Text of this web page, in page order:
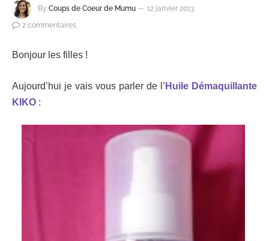
By Coups de Coeur de Mumu
12 janvier 2013
2 commentaires
Bonjour les filles !
Aujourd’hui je vais vous parler de l’ Huile Démaquillante
KIKO :